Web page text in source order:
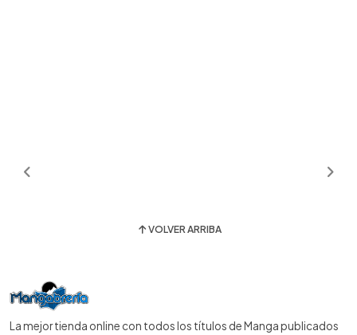
VOLVER ARRIBA
La mejor tienda online con todos los títulos de Manga publicados